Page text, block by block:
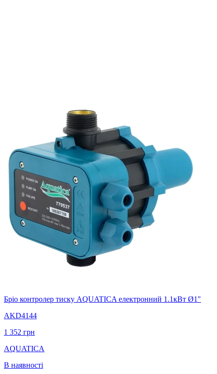
Бріо контролер тиску AQUATICA електронний 1.1кВт Ø1"
AKD4144
1 352 грн
AQUATICA
В наявності